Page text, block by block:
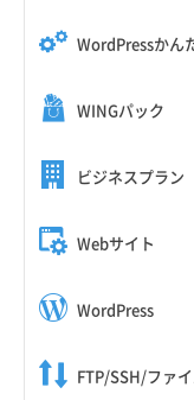
WordPressかん
WINGパック
ビジネスプラン
Webサイト
WordPress
FTP/SSH/ファ